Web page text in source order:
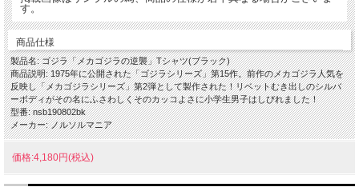
す。
商品仕様
製品名: ゴジラ「メカゴジラの逆襲」Tシャツ(ブラック)
商品説明: 1975年に公開された「ゴジラシリーズ」第15作。前作のメカゴジラ人気を
反映し「メカゴジラシリーズ」第2弾として製作された！リベットむき出しのシルバ
ーボディがその名にふさわしくそのカッコよさに小学生男子はしびれました！
型番: nsb190802bk
メーカー: ノルソルマニア
価格:4,180円(税込)